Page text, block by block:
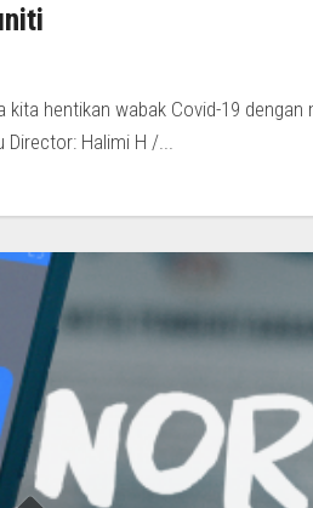
hentikan wabak Covid-19
Director: Halimi H /...